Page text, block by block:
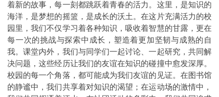
着新的故事，每一刻都跳跃着青春的活力。这里，是知识的
海洋，是梦想的摇篮，是成长的沃土。在这片充满活力的校
园里，我们不仅学习着各种知识，吸收着智慧的甘露，更在
每一次的挑战与探索中成长，塑造着更加坚韧与成熟的自
我。课堂内外，我们与同学们一起讨论、一起研究，共同解
决问题，这些经历让我们的友谊在知识的碰撞中愈发深厚。
校园的每一个角落，都可能成为我们友谊的见证。在图书馆
的静谧中，我们共享着对知识的渴望；在运动场的激情中，